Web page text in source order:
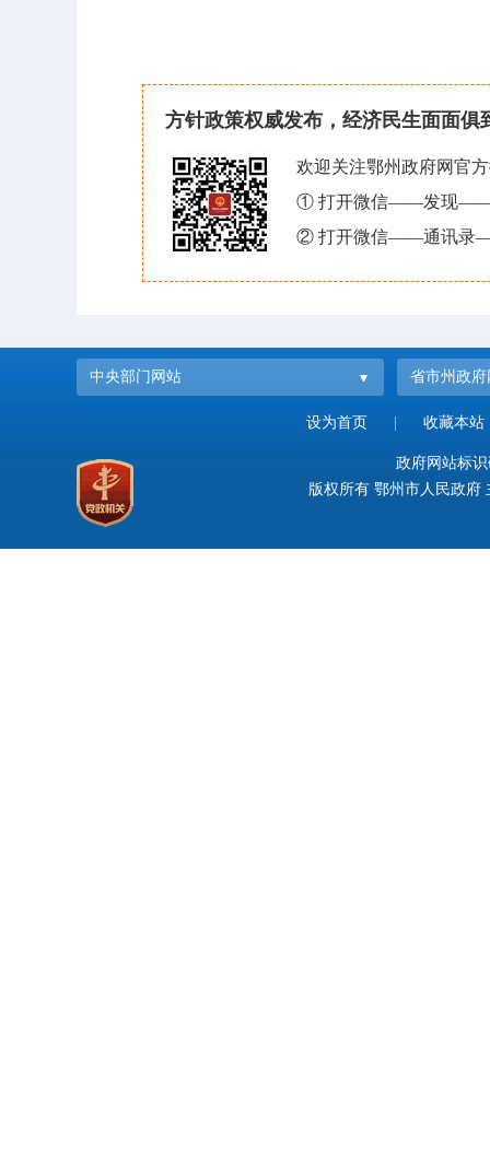
方针政策权威发布，经济民生面面俱
欢迎关注鄂州政府网官
① 打开微信——发现——
② 打开微信——通讯录
中央部门网站 省市州政府
设为首页 收藏本站
政府网站标
版权所有 鄂州市人民政府